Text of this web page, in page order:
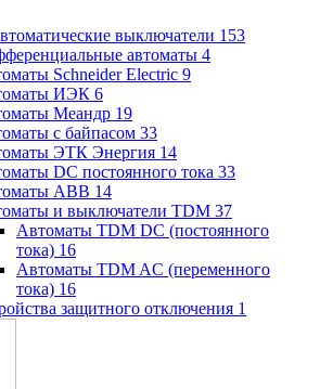
выключатели 153
автоматы 4
Schneider Electric 9
ИЭК 6
Меандр 19
с байпасом 33
ЭТК Энергия 14
DC постоянного тока 33
ABB 14
и выключатели TDM 37
Автоматы TDM DC (постоянного
тока) 16
Автоматы TDM AC (переменного
тока) 16
защитного отключения 1